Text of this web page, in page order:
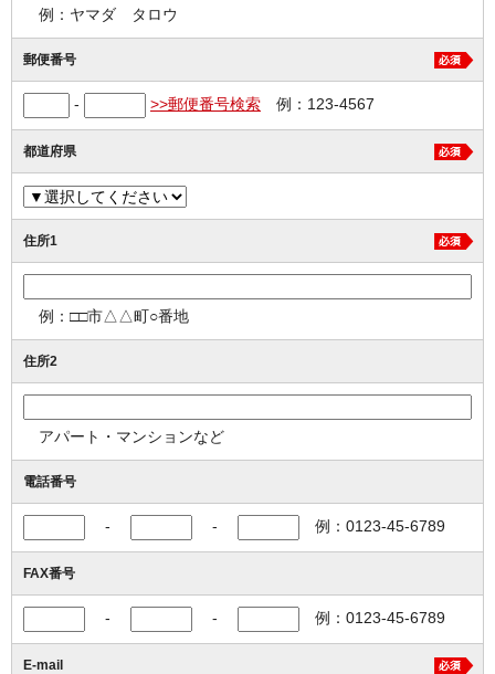
例：ヤマダ タロウ
郵便番号
- >>郵便番号検索 例：123-4567
都道府県
住所1
例：□□市△△町○番地
住所2
アパート・マンションなど
電話番号
- - 例：0123-45-6789
FAX番号
- - 例：0123-45-6789
E-mail